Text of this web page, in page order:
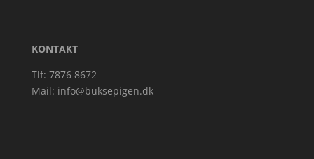
KONTAKT
Tlf: 7876 8672
Mail: info@buksepigen.dk